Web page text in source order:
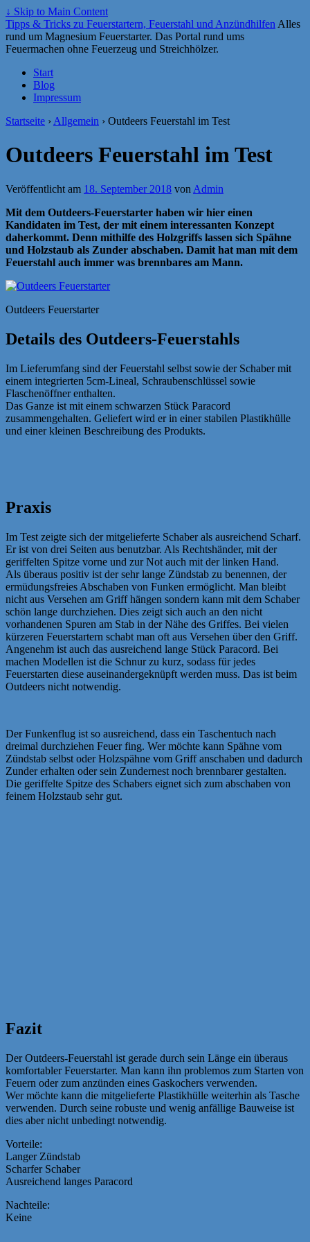
↓ Skip to Main Content
Tipps & Tricks zu Feuerstartern, Feuerstahl und Anzündhilfen Alles
rund um Magnesium Feuerstarter. Das Portal rund ums
Feuermachen ohne Feuerzeug und Streichhölzer.
Start
Blog
Impressum
Startseite › Allgemein › Outdeers Feuerstahl im Test
Outdeers Feuerstahl im Test
Veröffentlicht am 18. September 2018 von Admin
Mit dem Outdeers-Feuerstarter haben wir hier einen
Kandidaten im Test, der mit einem interessanten Konzept
daherkommt. Denn mithilfe des Holzgriffs lassen sich Spähne
und Holzstaub als Zunder abschaben. Damit hat man mit dem
Feuerstahl auch immer was brennbares am Mann.
Outdeers Feuerstarter
Details des Outdeers-Feuerstahls
Im Lieferumfang sind der Feuerstahl selbst sowie der Schaber mit
einem integrierten 5cm-Lineal, Schraubenschlüssel sowie
Flaschenöffner enthalten.
Das Ganze ist mit einem schwarzen Stück Paracord
zusammengehalten. Geliefert wird er in einer stabilen Plastikhülle
und einer kleinen Beschreibung des Produkts.
Praxis
Im Test zeigte sich der mitgelieferte Schaber als ausreichend Scharf.
Er ist von drei Seiten aus benutzbar. Als Rechtshänder, mit der
geriffelten Spitze vorne und zur Not auch mit der linken Hand.
Als überaus positiv ist der sehr lange Zündstab zu benennen, der
ermüdungsfreies Abschaben von Funken ermöglicht. Man bleibt
nicht aus Versehen am Griff hängen sondern kann mit dem Schaber
schön lange durchziehen. Dies zeigt sich auch an den nicht
vorhandenen Spuren am Stab in der Nähe des Griffes. Bei vielen
kürzeren Feuerstartern schabt man oft aus Versehen über den Griff.
Angenehm ist auch das ausreichend lange Stück Paracord. Bei
machen Modellen ist die Schnur zu kurz, sodass für jedes
Feuerstarten diese auseinandergeknüpft werden muss. Das ist beim
Outdeers nicht notwendig.
Der Funkenflug ist so ausreichend, dass ein Taschentuch nach
dreimal durchziehen Feuer fing. Wer möchte kann Spähne vom
Zündstab selbst oder Holzspähne vom Griff anschaben und dadurch
Zunder erhalten oder sein Zundernest noch brennbarer gestalten.
Die geriffelte Spitze des Schabers eignet sich zum abschaben von
feinem Holzstaub sehr gut.
Fazit
Der Outdeers-Feuerstahl ist gerade durch sein Länge ein überaus
komfortabler Feuerstarter. Man kann ihn problemos zum Starten von
Feuern oder zum anzünden eines Gaskochers verwenden.
Wer möchte kann die mitgelieferte Plastikhülle weiterhin als Tasche
verwenden. Durch seine robuste und wenig anfällige Bauweise ist
dies aber nicht unbedingt notwendig.
Vorteile:
Langer Zündstab
Scharfer Schaber
Ausreichend langes Paracord
Nachteile:
Keine